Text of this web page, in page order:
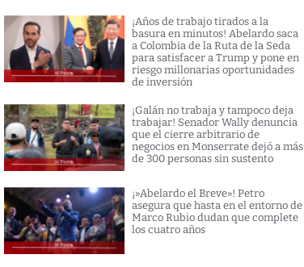
¡Años de trabajo tirados a la
basura en minutos! Abelardo saca
a Colombia de la Ruta de la Seda
para satisfacer a Trump y pone en
riesgo millonarias oportunidades
de inversión
¡Galán no trabaja y tampoco deja
trabajar! Senador Wally denuncia
que el cierre arbitrario de
negocios en Monserrate dejó a más
de 300 personas sin sustento
¡»Abelardo el Breve»! Petro
asegura que hasta en el entorno de
Marco Rubio dudan que complete
los cuatro años